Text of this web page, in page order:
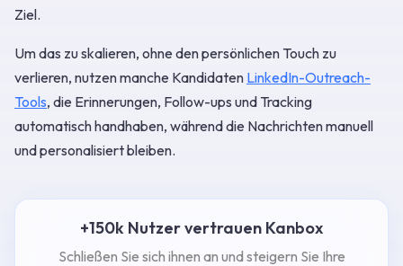
Ziel.
Um das zu skalieren, ohne den persönlichen Touch zu
verlieren, nutzen manche Kandidaten LinkedIn-Outreach-
Tools, die Erinnerungen, Follow-ups und Tracking
automatisch handhaben, während die Nachrichten manuell
und personalisiert bleiben.
+150k Nutzer vertrauen Kanbox
Schließen Sie sich ihnen an und steigern Sie Ihre